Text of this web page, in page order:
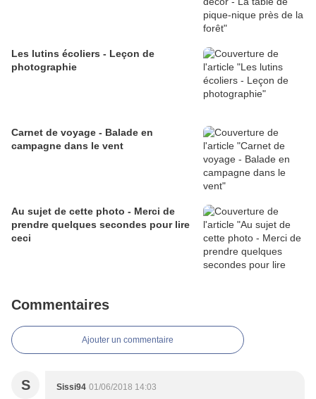
Les lutins écoliers - Leçon de
photographie
Carnet de voyage - Balade en
campagne dans le vent
Au sujet de cette photo - Merci de
prendre quelques secondes pour lire
ceci
Commentaires
Ajouter un commentaire
S Sissi94 01/06/2018 14:03